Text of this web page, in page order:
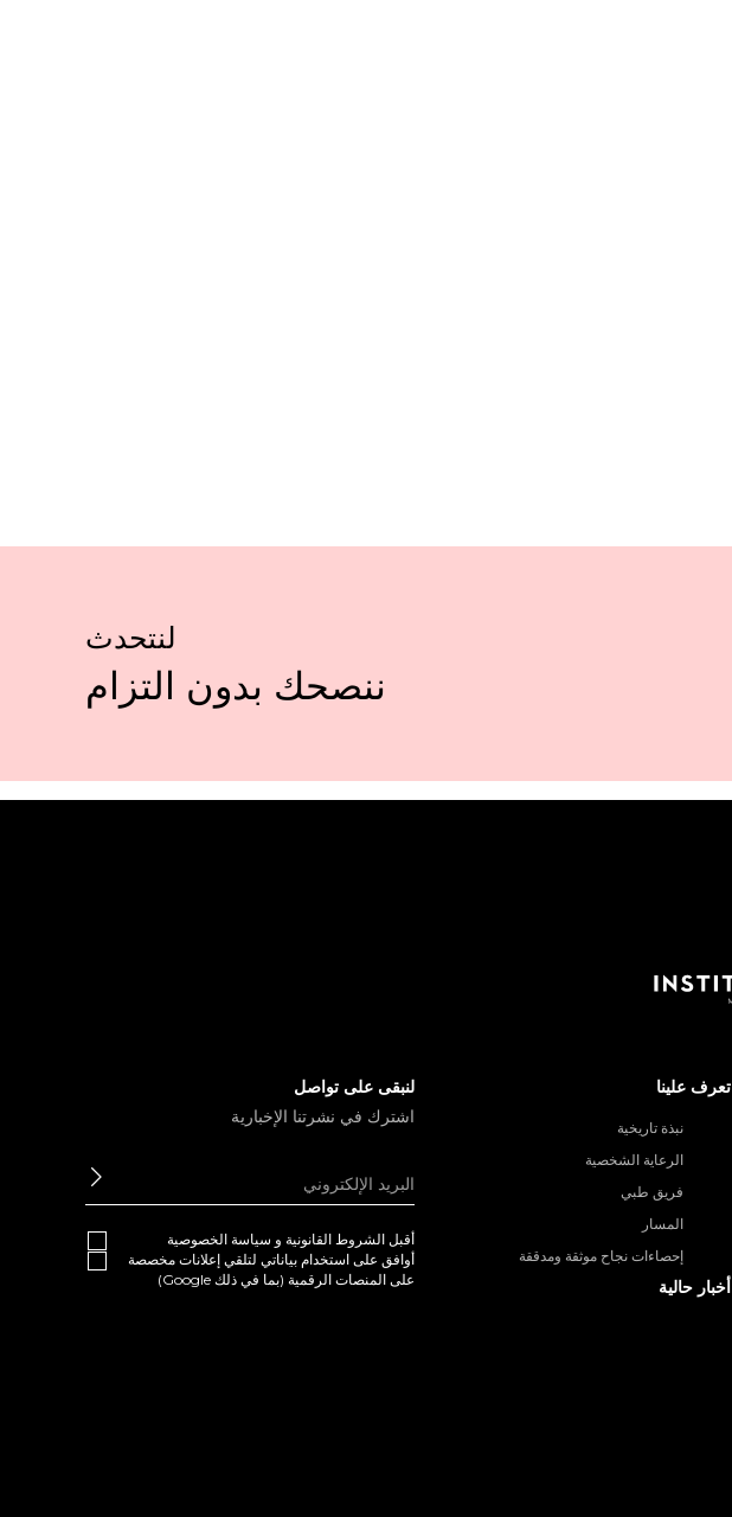
لنتحدث
ننصحك بدون التزام
تعرف علينا
نبذة تاريخية
الرعاية الشخصية
فريق طبي
المسار
إحصاءات نجاح موثقة ومدققة
أخبار حالية
لنبقى على تواصل
اشترك في نشرتنا الإخبارية
أقبلالشروط القانونية و سياسة الخصوصية
أوافق على استخدام بياناتي لتلقي إعلانات مخصصة
على المنصات الرقمية (بما في ذلك Google)